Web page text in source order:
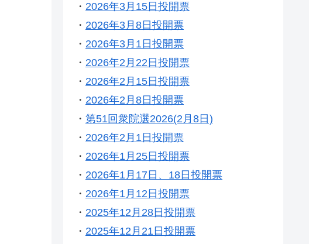
・ 2026年3月15日投開票
・ 2026年3月8日投開票
・ 2026年3月1日投開票
・ 2026年2月22日投開票
・ 2026年2月15日投開票
・ 2026年2月8日投開票
・ 第51回衆院選2026(2月8日)
・ 2026年2月1日投開票
・ 2026年1月25日投開票
・ 2026年1月17日、18日投開票
・ 2026年1月12日投開票
・ 2025年12月28日投開票
・ 2025年12月21日投開票